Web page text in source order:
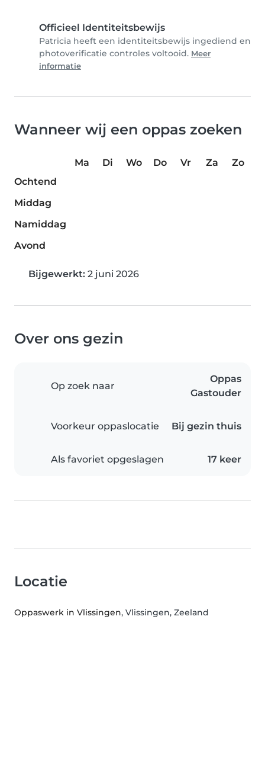
Officieel Identiteitsbewijs
Patricia heeft een identiteitsbewijs ingediend en
photoverificatie controles voltooid. Meer
informatie
Wanneer wij een oppas zoeken
Ma Di Wo Do Vr Za
Zo
Ochtend
Middag
Namiddag
Avond
Bijgewerkt: 2 juni 2026
Over ons gezin
Op zoek naar
Oppas
Gastouder
Voorkeur oppaslocatie Bij gezin thuis
Als favoriet opgeslagen 17 keer
Locatie
Oppaswerk in Vlissingen, Vlissingen, Zeeland